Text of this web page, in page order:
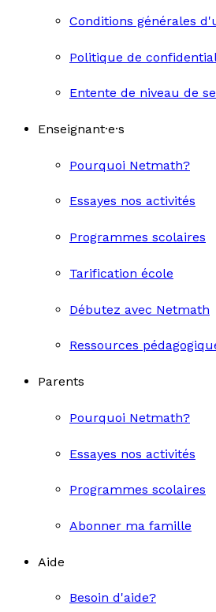
Conditions générales
Politique de
Entente de niveau de
Enseignant·e·s
Pourquoi Netmath?
Essayes nos activités
Programmes scolaires
Tarification école
Débutez avec Netmath
Ressources
Parents
Pourquoi Netmath?
Essayes nos activités
Programmes scolaires
Abonner ma famille
Aide
Besoin d'aide?